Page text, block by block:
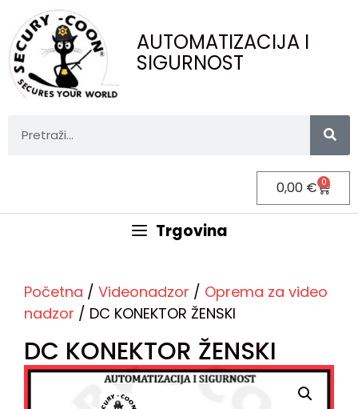
AUTOMATIZACIJA I
SIGURNOST
0,00 € 0
Trgovina
Početna / Videonadzor / Oprema za video
nadzor / DC KONEKTOR ŽENSKI
DC KONEKTOR ŽENSKI